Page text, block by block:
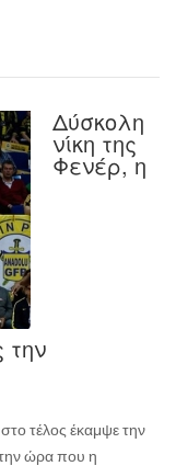
Δύσκολη
νίκη της
Φενέρ, η
την
τέλος έκαμψε την
ώρα που η